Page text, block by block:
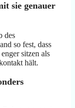
sie genauer
des
so fest, dass
sitzen als
hält.